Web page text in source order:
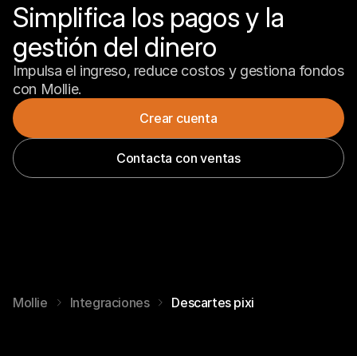
Simplifica los pagos y la
gestión del dinero
Impulsa el ingreso, reduce costos y gestiona fondos
con Mollie.
Crear cuenta
Contacta con ventas
Mollie Integraciones Descartes pixi